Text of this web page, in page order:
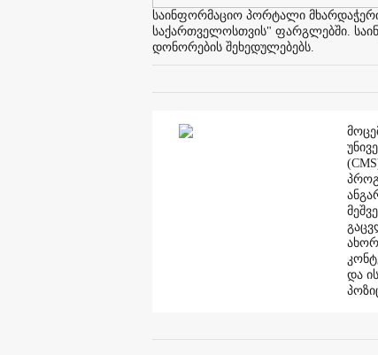
საინფორმაციო პორტალი
საქართველოსთვის" ფარგლებში.
დონორების შეხედულებებს.
და